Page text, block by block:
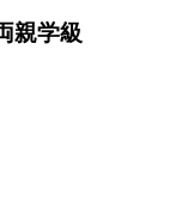
親学級